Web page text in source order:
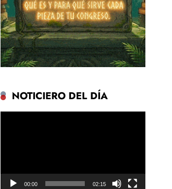
NOTICIERO DEL DÍA
00:00 02:15